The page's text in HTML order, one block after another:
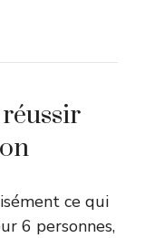
ce qui
6 personnes,